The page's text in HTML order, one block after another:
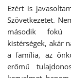
Ezért is
Szövetkezetet.
második fokú
kistérségek, akár
a família, az
erőmű